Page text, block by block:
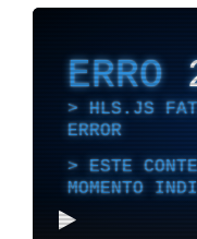
ERRO
HLS.JS
ERROR
ESTE
MOMENTO